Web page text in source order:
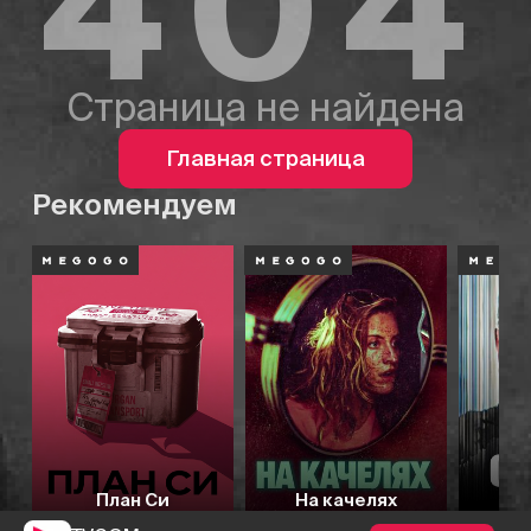
Страница не найдена
Главная страница
Рекомендуем
План Си На качелях